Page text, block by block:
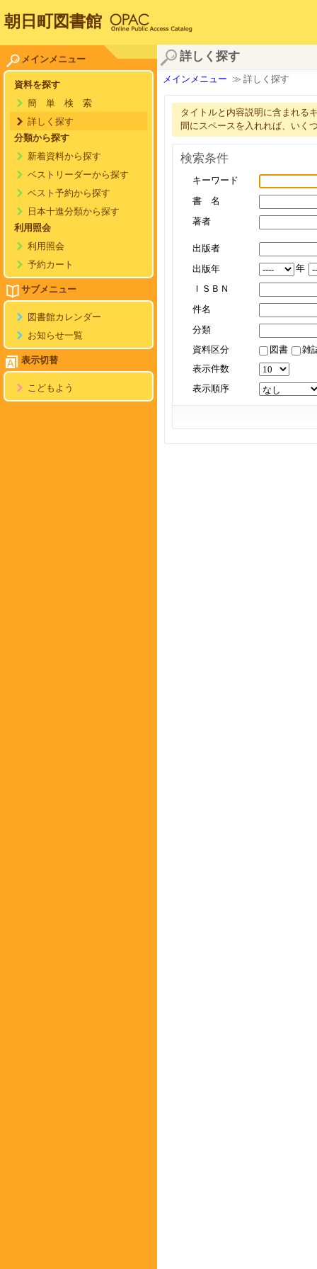
朝日町図書館
メインメニュー
資料を探す
簡 単 検 索
詳しく探す
分類から探す
新着資料から探す
ベストリーダーから探す
ベスト予約から探す
日本十進分類から探す
利用照会
利用照会
予約カート
サブメニュー
図書館カレンダー
お知らせ一覧
表示切替
こどもよう
詳しく探す
メインメニュー ≫ 詳しく探す
タイトルと内容説明に含まれる
間にスペースを入れれば、いく
検索条件
キーワード
書 名
著者
出版者
出版年 年
ＩＳＢＮ
件名
分類
資料区分
図書
雑
表示件数
表示順序